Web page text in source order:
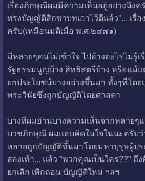
เรื่องภิกษุณีผมมีความเห็นอยู่อย่างนึงค
ทรงบัญญัติสิกขาบทเอาไว้ดีแล้ว"... เรื่
ครับ(เหมือนมติเมื่อ พ.ศ.๒๔๗๑)
มีหลายๆคนไม่เข้าใจ ไปอ้างอะไรไม่รู้
รัฐธรรมนูญบ้าง สิทธิสตรีบ้าง หรือแม้
ยกประโยชน์บางอย่างขึ้นมา ทั้งๆที่โดย
พระวินัยซึ่งถูกบัญญัติโดยศาสดา
บางทีผมอ่านบางความเห็นจากหลาย
บวชภิกษุณี ผมแอบคิดในใจในนะครับว่
หลายถูกบัญญัติขึ้นมาโดยมหาบุรุษผู้ปร
สองเท้า... แล้ว "พวกคุณเป็นใคร??" ถึ
ยกเลิก เพิกถอน บัญญัติใหม่ ฯลฯ